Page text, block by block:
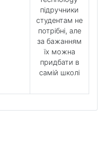
підручники
студентам не
потрібні, але
за бажанням
їх можна
придбати в
самій школі